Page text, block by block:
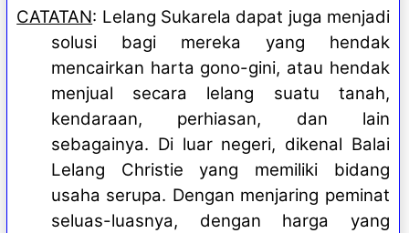
CATATAN: Lelang Sukarela dapat juga menjadi
solusi bagi mereka yang hendak
mencairkan harta gono-gini, atau hendak
menjual secara lelang suatu tanah,
kendaraan, perhiasan, dan lain
sebagainya. Di luar negeri, dikenal Balai
Lelang Christie yang memiliki bidang
usaha serupa. Dengan menjaring peminat
seluas-luasnya, dengan harga yang